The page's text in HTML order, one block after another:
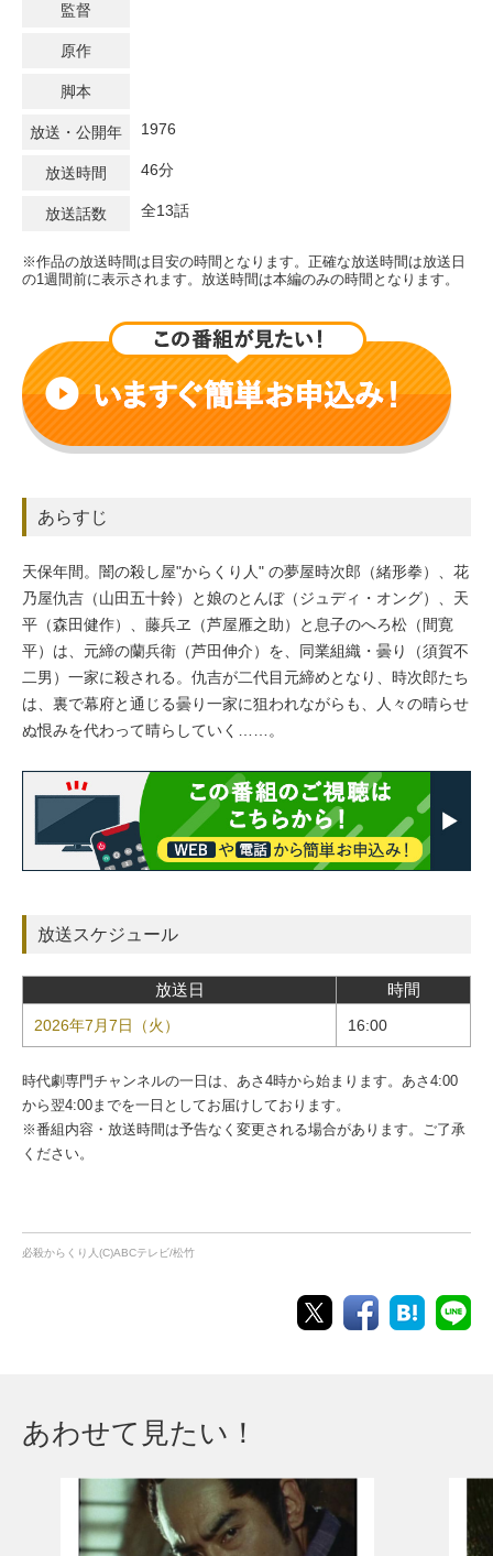
監督
原作
脚本
放送・公開年 1976
放送時間 46分
放送話数 全13話
※作品の放送時間は目安の時間となります。正確な放送時間は放送日
の1週間前に表示されます。放送時間は本編のみの時間となります。
あらすじ
天保年間。闇の殺し屋"からくり人" の夢屋時次郎（緒形拳）、花
乃屋仇吉（山田五十鈴）と娘のとんぼ（ジュディ・オング）、天
平（森田健作）、藤兵ヱ（芦屋雁之助）と息子のへろ松（間寛
平）は、元締の蘭兵衛（芦田伸介）を、同業組織・曇り（須賀不
二男）一家に殺される。仇吉が二代目元締めとなり、時次郎たち
は、裏で幕府と通じる曇り一家に狙われながらも、人々の晴らせ
ぬ恨みを代わって晴らしていく……。
放送スケジュール
放送日 時間
2026年7月7日（火） 16:00
時代劇専門チャンネルの一日は、あさ4時から始まります。あさ4:00
から翌4:00までを一日としてお届けしております。
※番組内容・放送時間は予告なく変更される場合があります。ご了承
ください。
必殺からくり人(C)ABCテレビ/松竹
あわせて見たい！